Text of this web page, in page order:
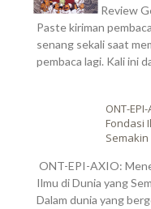
Review
Paste kiriman
senang sekali saat
pembaca lagi. Kali ini
ONT-
Fondasi
ONT-EPI-AXIO:
Ilmu di Dunia yang
Dalam dunia yang